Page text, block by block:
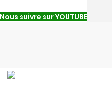
Nous suivre sur YOUTUBE